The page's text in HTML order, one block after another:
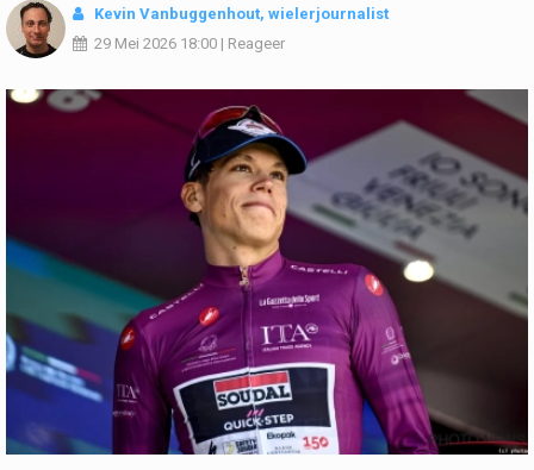
Kevin Vanbuggenhout, wielerjournalist
29 Mei 2026 18:00 | Reageer